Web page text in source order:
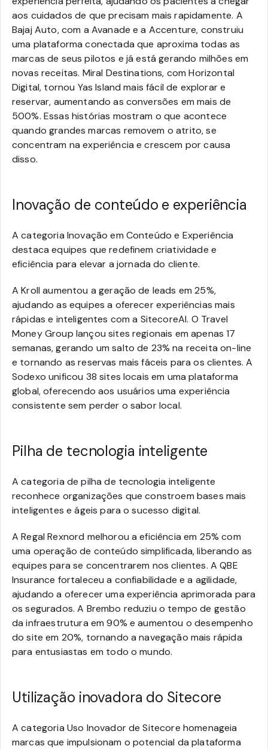
aos cuidados de que precisam mais rapidamente. A
Bajaj Auto, com a Avanade e a Accenture, construiu
uma plataforma conectada que aproxima todas as
marcas de seus pilotos e já está gerando milhões em
novas receitas. Miral Destinations, com Horizontal
Digital, tornou Yas Island mais fácil de explorar e
reservar, aumentando as conversões em mais de
500%. Essas histórias mostram o que acontece
quando grandes marcas removem o atrito, se
concentram na experiência e crescem por causa
disso.
Inovação de conteúdo e experiência
A categoria Inovação em Conteúdo e Experiência
destaca equipes que redefinem criatividade e
eficiência para elevar a jornada do cliente.
A Kroll aumentou a geração de leads em 25%,
ajudando as equipes a oferecer experiências mais
rápidas e inteligentes com a SitecoreAI. O Travel
Money Group lançou sites regionais em apenas 17
semanas, gerando um salto de 23% na receita on-line
e tornando as reservas mais fáceis para os clientes. A
Sodexo unificou 38 sites locais em uma plataforma
global, oferecendo aos usuários uma experiência
consistente sem perder o sabor local.
Pilha de tecnologia inteligente
A categoria de pilha de tecnologia inteligente
reconhece organizações que constroem bases mais
inteligentes e ágeis para o sucesso digital.
A Regal Rexnord melhorou a eficiência em 25% com
uma operação de conteúdo simplificada, liberando as
equipes para se concentrarem nos clientes. A QBE
Insurance fortaleceu a confiabilidade e a agilidade,
ajudando a oferecer uma experiência aprimorada para
os segurados. A Brembo reduziu o tempo de gestão
da infraestrutura em 90% e aumentou o desempenho
do site em 20%, tornando a navegação mais rápida
para entusiastas em todo o mundo.
Utilização inovadora do Sitecore
A categoria Uso Inovador de Sitecore homenageia
marcas que impulsionam o potencial da plataforma